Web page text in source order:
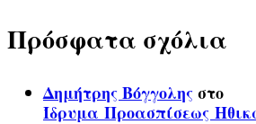
Πρόσφατα σχόλια
Δημήτρης Βόγγοληςστο
Ίδρυμα Προασπίσεως